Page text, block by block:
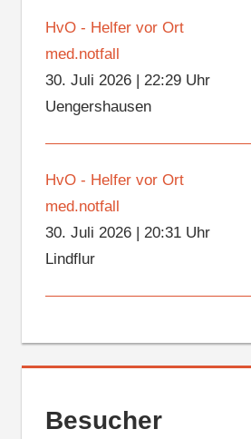
HvO - Helfer vor Ort
med.notfall
30. Juli 2026| 22:29 Uhr
Uengershausen
HvO - Helfer vor Ort
med.notfall
30. Juli 2026| 20:31 Uhr
Lindflur
Besucher